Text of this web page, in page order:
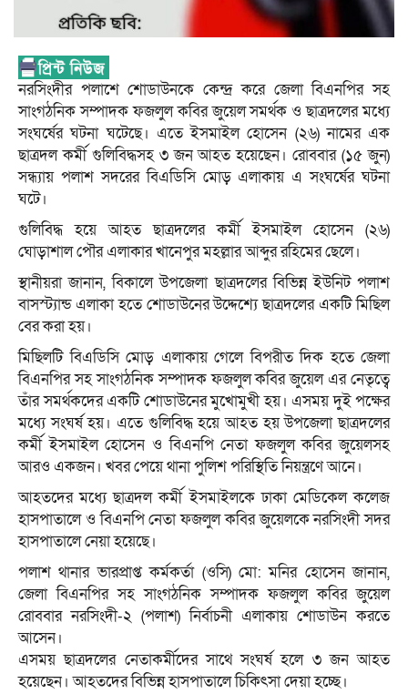
নরসিংদীর পলাশে শোডাউনকে কেন্দ্র করে জেলা বিএনপির সহ
সাংগঠনিক সম্পাদক ফজলুল কবির জুয়েল সমর্থক ও ছাত্রদলের মধ্যে
সংঘর্ষের ঘটনা ঘটেছে। এতে ইসমাইল হোসেন (২৬) নামের এক
ছাত্রদল কর্মী গুলিবিদ্ধসহ ৩ জন আহত হয়েছেন। রোববার (১৫ জুন)
সন্ধ্যায় পলাশ সদরের বিএডিসি মোড় এলাকায় এ সংঘর্ষের ঘটনা
ঘটে।
গুলিবিদ্ধ হয়ে আহত ছাত্রদলের কর্মী ইসমাইল হোসেন (২৬)
ঘোড়াশাল পৌর এলাকার খানেপুর মহল্লার আব্দুর রহিমের ছেলে।
স্থানীয়রা জানান, বিকালে উপজেলা ছাত্রদলের বিভিন্ন ইউনিট পলাশ
বাসস্ট্যান্ড এলাকা হতে শোডাউনের উদ্দেশ্যে ছাত্রদলের একটি মিছিল
বের করা হয়।
মিছিলটি বিএডিসি মোড় এলাকায় গেলে বিপরীত দিক হতে জেলা
বিএনপির সহ সাংগঠনিক সম্পাদক ফজলুল কবির জুয়েল এর নেতৃত্বে
তাঁর সমর্থকদের একটি শোডাউনের মুখোমুখী হয়। এসময় দুই পক্ষের
মধ্যে সংঘর্ষ হয়। এতে গুলিবিদ্ধ হয়ে আহত হয় উপজেলা ছাত্রদলের
কর্মী ইসমাইল হোসেন ও বিএনপি নেতা ফজলুল কবির জুয়েলসহ
আরও একজন। খবর পেয়ে থানা পুলিশ পরিস্থিতি নিয়ন্ত্রণে আনে।
আহতদের মধ্যে ছাত্রদল কর্মী ইসমাইলকে ঢাকা মেডিকেল কলেজ
হাসপাতালে ও বিএনপি নেতা ফজলুল কবির জুয়েলকে নরসিংদী সদর
হাসপাতালে নেয়া হয়েছে।
পলাশ থানার ভারপ্রাপ্ত কর্মকর্তা (ওসি) মো: মনির হোসেন জানান,
জেলা বিএনপির সহ সাংগঠনিক সম্পাদক ফজলুল কবির জুয়েল
রোববার নরসিংদী-২ (পলাশ) নির্বাচনী এলাকায় শোডাউন করতে
আসেন।
এসময় ছাত্রদলের নেতাকর্মীদের সাথে সংঘর্ষ হলে ৩ জন আহত
হয়েছেন। আহতদের বিভিন্ন হাসপাতালে চিকিৎসা দেয়া হচ্ছে।